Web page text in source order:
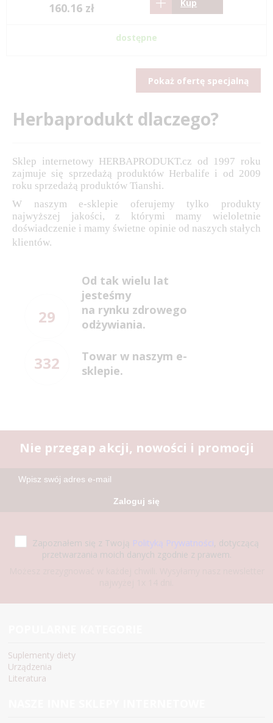
160.16 zł Kup
dostępne
Pokaż ofertę specjalną
Herbaprodukt dlaczego?
Sklep internetowy HERBAPRODUKT.cz od 1997 roku
zajmuje się sprzedażą produktów Herbalife i od 2009
roku sprzedażą produktów Tianshi.
W naszym e-sklepie oferujemy tylko produkty
najwyższej jakości, z którymi mamy wieloletnie
doświadczenie i mamy świetne opinie od naszych stałych
klientów.
29
Od tak wielu lat
jesteśmy
na rynku zdrowego
odżywiania.
332
Towar w naszym e-
sklepie.
Nie przegap akcji, nowości i promocji
Zaloguj się
Zapoznałem się z Twoją Polityką Prywatności, dotyczącą
przetwarzania moich danych zgodnie z prawem.
Suplementy diety
Urządzenia
Literatura